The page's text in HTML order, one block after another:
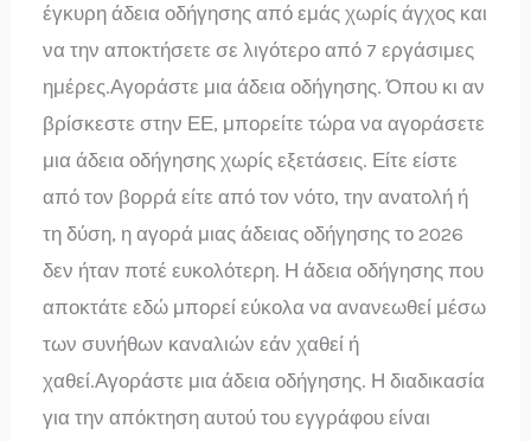
έγκυρη άδεια οδήγησης από εμάς χωρίς άγχος και
να την αποκτήσετε σε λιγότερο από 7 εργάσιμες
ημέρες.Αγοράστε μια άδεια οδήγησης. Όπου κι αν
βρίσκεστε στην ΕΕ, μπορείτε τώρα να αγοράσετε
μια άδεια οδήγησης χωρίς εξετάσεις. Είτε είστε
από τον βορρά είτε από τον νότο, την ανατολή ή
τη δύση, η αγορά μιας άδειας οδήγησης το 2026
δεν ήταν ποτέ ευκολότερη. Η άδεια οδήγησης που
αποκτάτε εδώ μπορεί εύκολα να ανανεωθεί μέσω
των συνήθων καναλιών εάν χαθεί ή
χαθεί.Αγοράστε μια άδεια οδήγησης. Η διαδικασία
για την απόκτηση αυτού του εγγράφου είναι